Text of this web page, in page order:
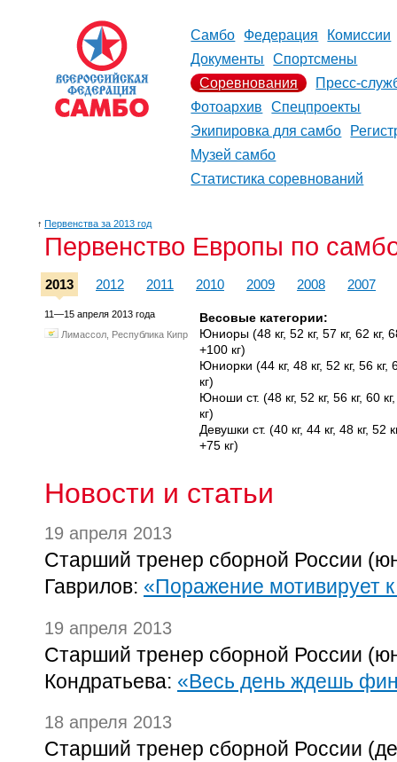
Самбо Федерация
Комиссии
Документы
Спортсмены
Соревнования
Пресс-
Фотоархив
Спецпроекты
Экипировка для самбо
Музей самбо
Статистика соревнований
↑ Первенства за 2013 год
Первенство Европы по
2013 2012 2011 2010 2009 2008 2007
11—15 апреля 2013 года
Лимассол, Республика Кипр
Весовые категории:
Юниоры (48 кг, 52 кг, 57 кг, 62 кг,
+100 кг)
Юниорки (44 кг, 48 кг, 52 кг, 56 кг,
кг)
Юноши ст. (48 кг, 52 кг, 56 кг, 60
кг)
Девушки ст. (40 кг, 44 кг, 48 кг, 52
+75 кг)
Новости и статьи
19 апреля 2013
Старший тренер сборной России
Гаврилов: «Поражение мотивирует
19 апреля 2013
Старший тренер сборной России
Кондратьева: «Весь день ждешь
18 апреля 2013
Старший тренер сборной России